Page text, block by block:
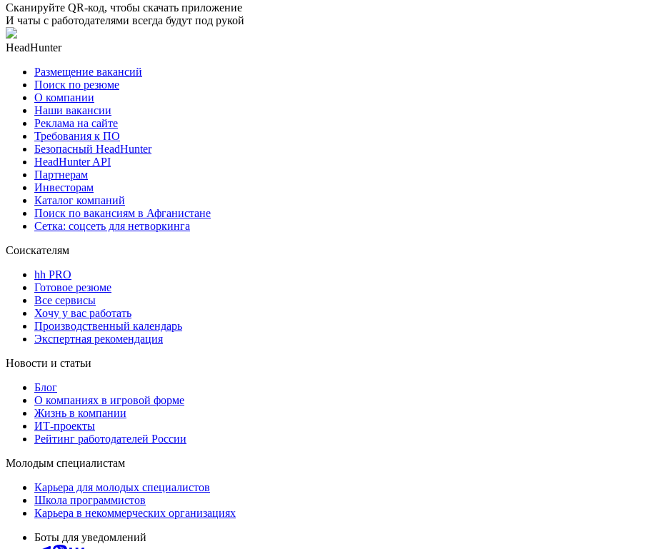
Сканируйте QR-код, чтобы скачать приложение
И чаты с работодателями всегда будут под рукой
HeadHunter
Размещение вакансий
Поиск по резюме
О компании
Наши вакансии
Реклама на сайте
Требования к ПО
Безопасный HeadHunter
HeadHunter API
Партнерам
Инвесторам
Каталог компаний
Поиск по вакансиям в Афганистане
Сетка: соцсеть для нетворкинга
Соискателям
hh PRO
Готовое резюме
Все сервисы
Хочу у вас работать
Производственный календарь
Экспертная рекомендация
Новости и статьи
Блог
О компаниях в игровой форме
Жизнь в компании
ИТ-проекты
Рейтинг работодателей России
Молодым специалистам
Карьера для молодых специалистов
Школа программистов
Карьера в некоммерческих организациях
Боты для уведомлений